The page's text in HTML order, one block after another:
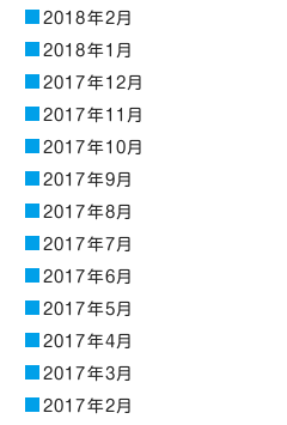
2018年2月
2018年1月
2017年12月
2017年11月
2017年10月
2017年9月
2017年8月
2017年7月
2017年6月
2017年5月
2017年4月
2017年3月
2017年2月